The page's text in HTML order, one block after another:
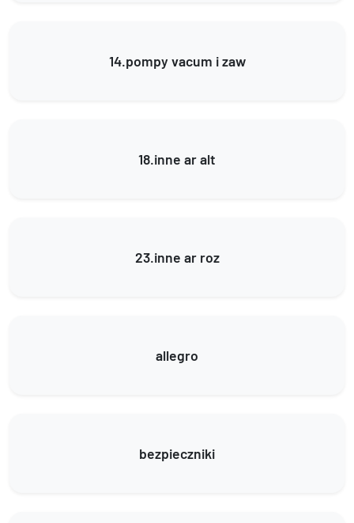
14.pompy vacum i zaw
18.inne ar alt
23.inne ar roz
allegro
bezpieczniki